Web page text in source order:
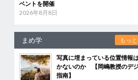
ベントを開催
2026年8月8日
まめ学 もっ
写真に埋まっている位置情報
かないのか 【岡嶋教授のデ
指南】